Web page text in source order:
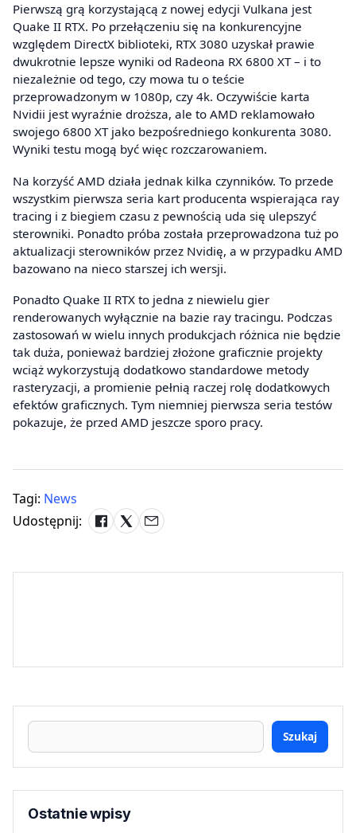
Pierwszą grą korzystającą z nowej edycji Vulkana jest
Quake II RTX. Po przełączeniu się na konkurencyjne
względem DirectX biblioteki, RTX 3080 uzyskał prawie
dwukrotnie lepsze wyniki od Radeona RX 6800 XT – i to
niezależnie od tego, czy mowa tu o teście
przeprowadzonym w 1080p, czy 4k. Oczywiście karta
Nvidii jest wyraźnie droższa, ale to AMD reklamowało
swojego 6800 XT jako bezpośredniego konkurenta 3080.
Wyniki testu mogą być więc rozczarowaniem.
Na korzyść AMD działa jednak kilka czynników. To przede
wszystkim pierwsza seria kart producenta wspierająca ray
tracing i z biegiem czasu z pewnością uda się ulepszyć
sterowniki. Ponadto próba została przeprowadzona tuż po
aktualizacji sterowników przez Nvidię, a w przypadku AMD
bazowano na nieco starszej ich wersji.
Ponadto Quake II RTX to jedna z niewielu gier
renderowanych wyłącznie na bazie ray tracingu. Podczas
zastosowań w wielu innych produkcjach różnica nie będzie
tak duża, ponieważ bardziej złożone graficznie projekty
wciąż wykorzystują dodatkowo standardowe metody
rasteryzacji, a promienie pełnią raczej rolę dodatkowych
efektów graficznych. Tym niemniej pierwsza seria testów
pokazuje, że przed AMD jeszcze sporo pracy.
Tagi: News
Udostępnij:
Szukaj
Ostatnie wpisy